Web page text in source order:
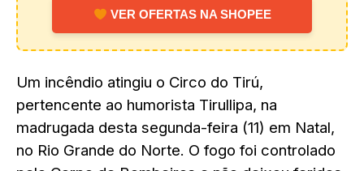
VER OFERTAS NA SHOPEE
Um incêndio atingiu o Circo do Tirú,
pertencente ao humorista Tirullipa, na
madrugada desta segunda-feira (11) em Natal,
no Rio Grande do Norte. O fogo foi controlado